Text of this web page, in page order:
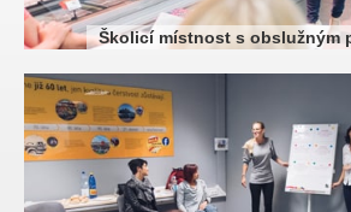
Školicí místnost s obslužným